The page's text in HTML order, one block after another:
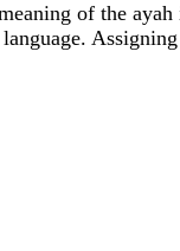
of the ayah
Assigning